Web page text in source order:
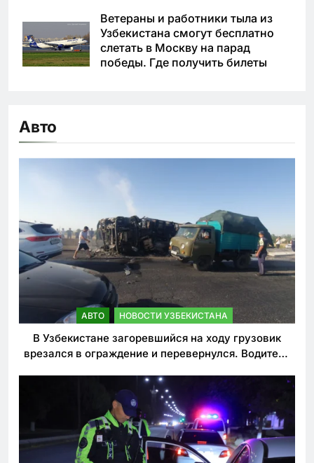
Ветераны и работники тыла из
Узбекистана смогут бесплатно
слетать в Москву на парад
победы. Где получить билеты
Авто
АВТО НОВОСТИ УЗБЕКИСТАНА
В Узбекистане загоревшийся на ходу грузовик
врезался в ограждение и перевернулся. Водитель